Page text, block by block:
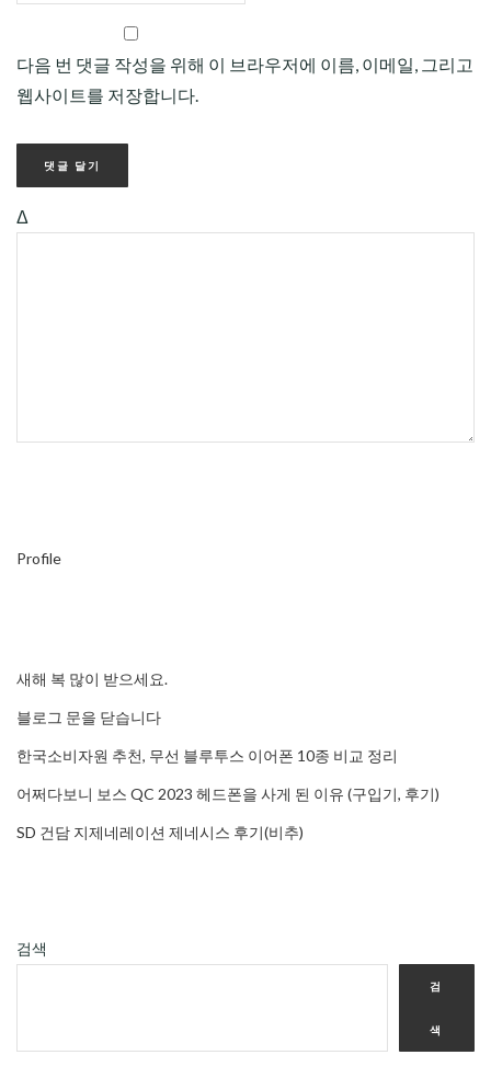
다음 번 댓글 작성을 위해 이 브라우저에 이름, 이메일, 그리고
웹사이트를 저장합니다.
Δ
Profile
새해 복 많이 받으세요.
블로그 문을 닫습니다
한국소비자원 추천, 무선 블루투스 이어폰 10종 비교 정리
어쩌다보니 보스 QC 2023 헤드폰을 사게 된 이유 (구입기, 후기)
SD 건담 지제네레이션 제네시스 후기(비추)
검색
검
색